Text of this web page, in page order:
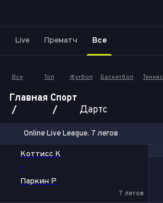
Live Прематч Все
Все Топ Футбол Баскетбол Теннис
Главная Спорт
Дартс
Online Live League. 7 легов
Коттисс К
-
Паркин Р
7 легов